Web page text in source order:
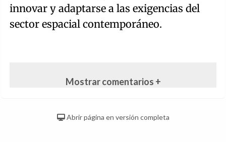
innovar y adaptarse a las exigencias del
sector espacial contemporáneo.
Mostrar comentarios +
Abrir página en versión completa